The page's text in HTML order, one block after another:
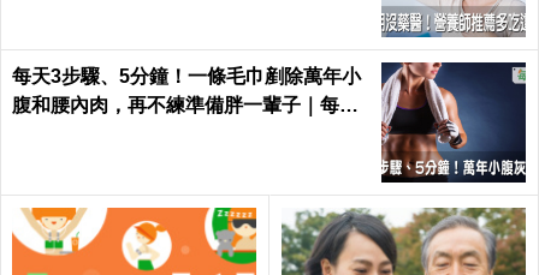
腎法則：「1件事」務必要先解決
吃法，真正減肥、抗老、滋補肝腎｜每日
健康Health